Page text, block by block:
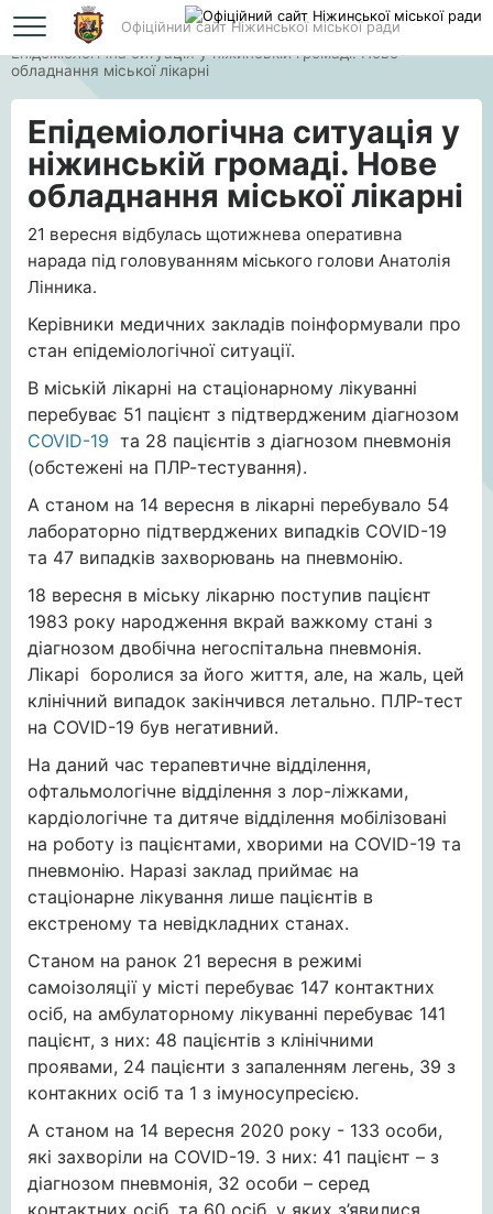
Офіційний сайт Ніжинської міської ради
Головна
Епідеміологічна ситуація у ніжинській громаді. Нове
обладнання міської лікарні
Епідеміологічна ситуація у
ніжинській громаді. Нове
обладнання міської лікарні
21 вересня відбулась щотижнева оперативна
нарада під головуванням міського голови Анатолія
Лінника.
Керівники медичних закладів поінформували про
стан епідеміологічної ситуації.
В міській лікарні на стаціонарному лікуванні
перебуває 51 пацієнт з підтвердженим діагнозом
COVID-19 та 28 пацієнтів з діагнозом пневмонія
(обстежені на ПЛР-тестування).
А станом на 14 вересня в лікарні перебувало 54
лабораторно підтверджених випадків COVID-19
та 47 випадків захворювань на пневмонію.
18 вересня в міську лікарню поступив пацієнт
1983 року народження вкрай важкому стані з
діагнозом двобічна негоспітальна пневмонія.
Лікарі боролися за його життя, але, на жаль, цей
клінічний випадок закінчився летально. ПЛР-тест
на COVID-19 був негативний.
На даний час терапевтичне відділення,
офтальмологічне відділення з лор-ліжками,
кардіологічне та дитяче відділення мобілізовані
на роботу із пацієнтами, хворими на COVID-19 та
пневмонію. Наразі заклад приймає на
стаціонарне лікування лише пацієнтів в
екстреному та невідкладних станах.
Станом на ранок 21 вересня в режимі
самоізоляції у місті перебуває 147 контактних
осіб, на амбулаторному лікуванні перебуває 141
пацієнт, з них: 48 пацієнтів з клінічними
проявами, 24 пацієнти з запаленням легень, 39 з
контакних осіб та 1 з імуносупресією.
А станом на 14 вересня 2020 року - 133 особи,
які захворіли на COVID-19. З них: 41 пацієнт – з
діагнозом пневмонія, 32 особи – серед
контактних осіб, та 60 осіб, у яких з’явилися